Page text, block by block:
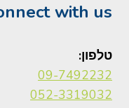
with us
טלפון:
09-7492232
052-3319032